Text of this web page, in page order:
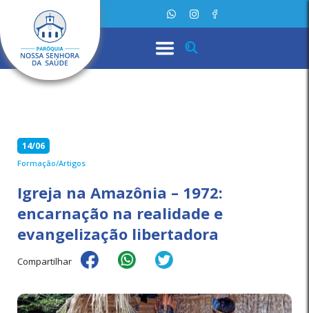
14/06
Formação/Artigos
Igreja na Amazônia – 1972:
encarnação na realidade e
evangelização libertadora
Compartilhar